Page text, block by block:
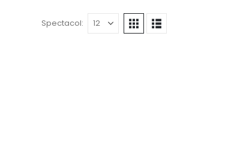
Spectacol: